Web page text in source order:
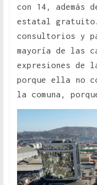
con 14, además
estatal gratuito.
consultorios y
mayoría de las
expresiones de
porque ella no
la comuna,